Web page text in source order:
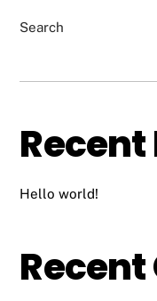
Search
Recent
Hello world!